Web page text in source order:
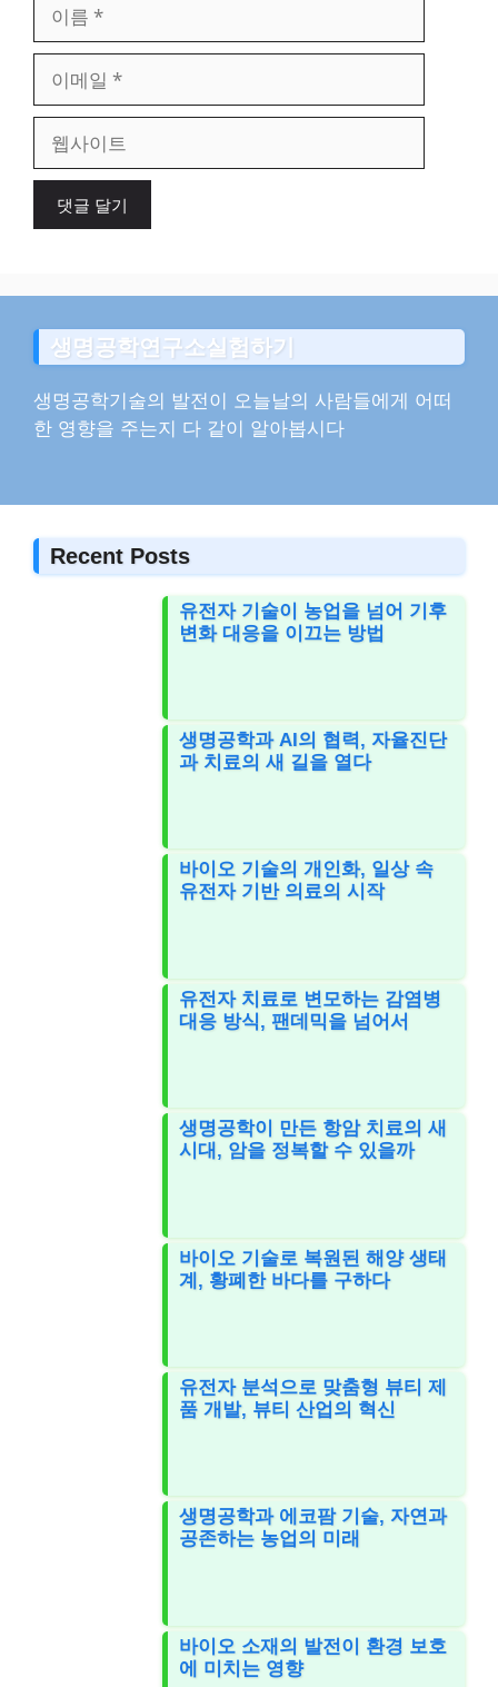
일
이
생명공학연구소실험하기
생명공학기술의 발전이 오늘날의 사람들에게 어떠
한 영향을 주는지 다 같이 알아봅시다
Recent Posts
유전자 기술이 농업을 넘어 기후
변화 대응을 이끄는 방법
생명공학과 AI의 협력, 자율진단
과 치료의 새 길을 열다
바이오 기술의 개인화, 일상 속
유전자 기반 의료의 시작
유전자 치료로 변모하는 감염병
대응 방식, 팬데믹을 넘어서
생명공학이 만든 항암 치료의 새
시대, 암을 정복할 수 있을까
바이오 기술로 복원된 해양 생태
계, 황폐한 바다를 구하다
유전자 분석으로 맞춤형 뷰티 제
품 개발, 뷰티 산업의 혁신
생명공학과 에코팜 기술, 자연과
공존하는 농업의 미래
바이오 소재의 발전이 환경 보호
에 미치는 영향